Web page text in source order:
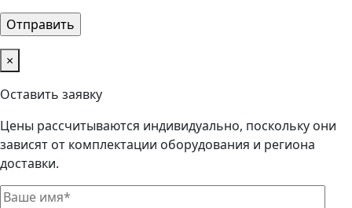
×
Оставить заявку
Цены рассчитываются индивидуально, поскольку они
зависят от комплектации оборудования и региона
доставки.